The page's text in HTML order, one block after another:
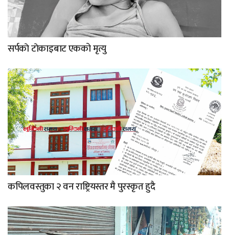
सर्पकाे टाेकाइबाट एकको मृत्यु
कपिलवस्तुका २ वन राष्ट्रियस्तर मै पुरस्कृत हुदै